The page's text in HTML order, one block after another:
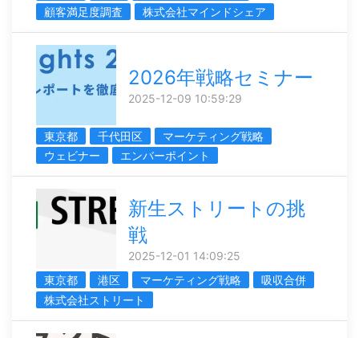
顧客満足度調査
株式会社マインドシェア
2026年戦略セミナー
2025-12-09 10:59:29
東京都 千代田区
マーケティング戦略
ウェビナー
エンバーポイント
新生ストリートの挑
戦
2025-12-01 14:09:25
東京都
港区 マーケティング戦略
吸収合併
株式会社ストリート